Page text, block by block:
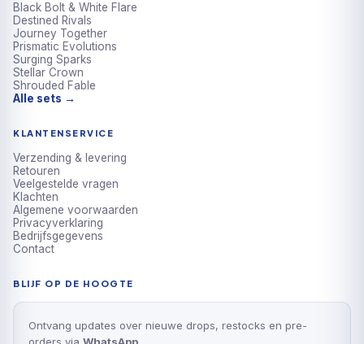
Black Bolt & White Flare
Destined Rivals
Journey Together
Prismatic Evolutions
Surging Sparks
Stellar Crown
Shrouded Fable
Alle sets →
KLANTENSERVICE
Verzending & levering
Retouren
Veelgestelde vragen
Klachten
Algemene voorwaarden
Privacyverklaring
Bedrijfsgegevens
Contact
BLIJF OP DE HOOGTE
Ontvang updates over nieuwe drops, restocks en pre-